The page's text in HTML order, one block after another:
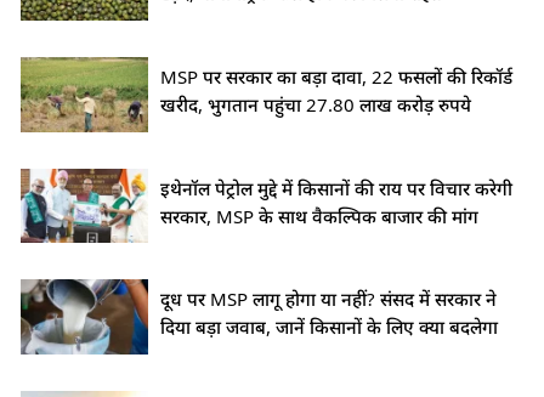
MSP पर सरकार का बड़ा दावा, 22 फसलों की रिकॉर्ड
खरीद, भुगतान पहुंचा 27.80 लाख करोड़ रुपये
इथेनॉल पेट्रोल मुद्दे में किसानों की राय पर विचार करेगी
सरकार, MSP के साथ वैकल्पिक बाजार की मांग
दूध पर MSP लागू होगा या नहीं? संसद में सरकार ने
दिया बड़ा जवाब, जानें किसानों के लिए क्या बदलेगा